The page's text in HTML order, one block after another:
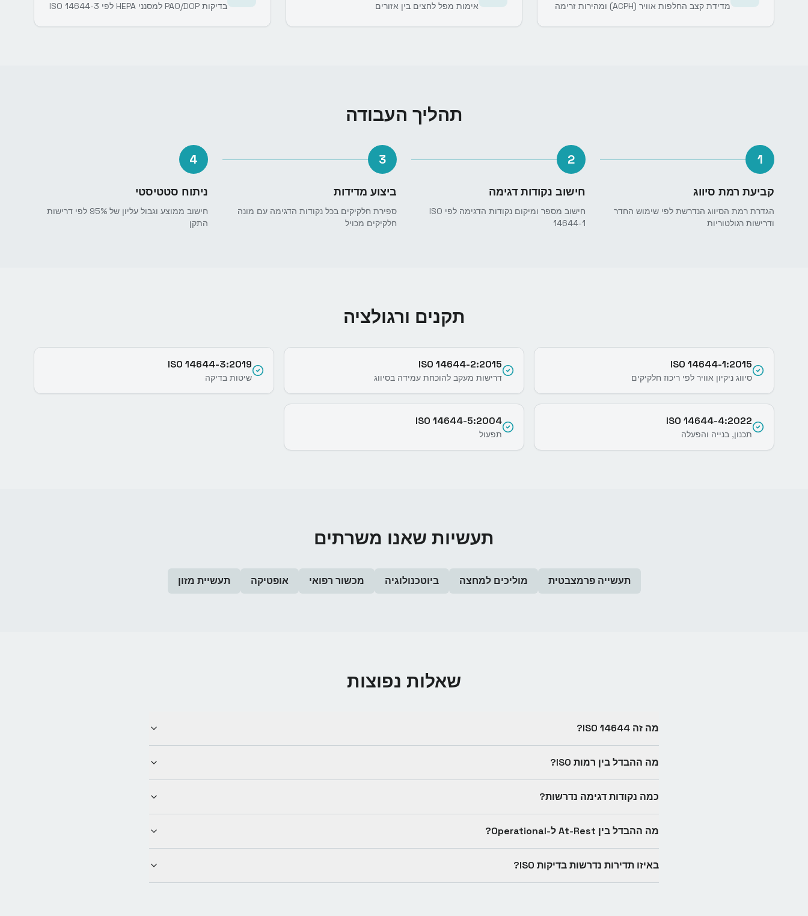
מדידת קצב החלפות אוויר (ACPH) ומהירות זרימה אימות מפל לחצים בין אזורים בדיקות PAO/DOP למסנני HEPA לפי ISO 14644-3
תהליך העבודה
1
קביעת רמת סיווג
הגדרת רמת הסיווג הנדרשת לפי שימוש החדר
ודרישות רגולטוריות
2
חישוב נקודות דגימה
חישוב מספר ומיקום נקודות הדגימה לפי ISO
14644-1
3
ביצוע מדידות
ספירת חלקיקים בכל נקודות הדגימה עם מונה
חלקיקים מכויל
4
ניתוח סטטיסטי
חישוב ממוצע וגבול עליון של 95% לפי דרישות
התקן
תקנים ורגולציה
ISO 14644-1:2015
סיווג ניקיון אוויר לפי ריכוז חלקיקים
ISO 14644-2:2015
דרישות מעקב להוכחת עמידה בסיווג
ISO 14644-3:2019
שיטות בדיקה
ISO 14644-4:2022
תכנון, בנייה והפעלה
ISO 14644-5:2004
תפעול
תעשיות שאנו משרתים
תעשייה פרמצבטית מוליכים למחצה ביוטכנולוגיה מכשור רפואי אופטיקה תעשיית מזון
שאלות נפוצות
מה זה ISO 14644?
מה ההבדל בין רמות ISO?
כמה נקודות דגימה נדרשות?
מה ההבדל בין At-Rest ל-Operational?
באיזו תדירות נדרשות בדיקות ISO?